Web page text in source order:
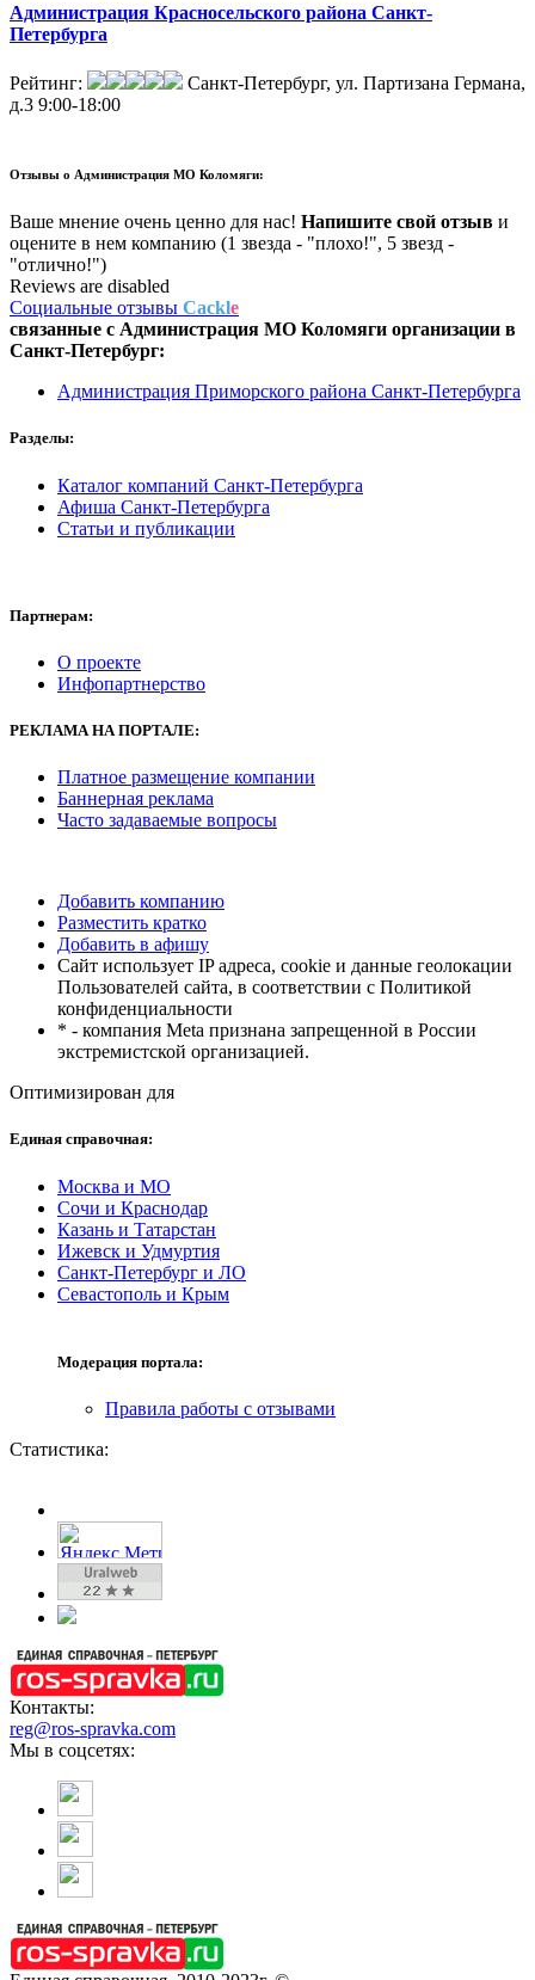
Администрация Красносельского района Санкт-
Петербурга
Рейтинг:
Санкт-Петербург, ул. Партизана Германа,
д.3 9:00-18:00
Отзывы о Администрация МО Коломяги:
Ваше мнение очень ценно для нас! Напишите свой отзыв и
оцените в нем компанию (1 звезда - "плохо!", 5 звезд -
"отлично!")
Reviews are disabled
Социальные отзывы Cackle
связанные с Администрация МО Коломяги организации в
Санкт-Петербург:
Администрация Приморского района Санкт-Петербурга
Разделы:
Каталог компаний Санкт-Петербурга
Афиша Санкт-Петербурга
Статьи и публикации
Партнерам:
О проекте
Инфопартнерство
РЕКЛАМАНА ПОРТАЛЕ:
Платное размещение компании
Баннерная реклама
Часто задаваемые вопросы
Добавить компанию
Разместить кратко
Добавить в афишу
Сайт использует IP адреса, cookie и данные геолокации
Пользователей сайта, в соответствии с Политикой
конфиденциальности
* - компания Meta признана запрещенной в России
экстремистской организацией.
Оптимизирован для
Единая справочная:
Москва и МО
Сочи и Краснодар
Казань и Татарстан
Ижевск и Удмуртия
Санкт-Петербург и ЛО
Севастополь и Крым
Модерация портала:
Правила работы с отзывами
Статистика:
Контакты:
reg@ros-spravka.com
Мы в соцсетях: